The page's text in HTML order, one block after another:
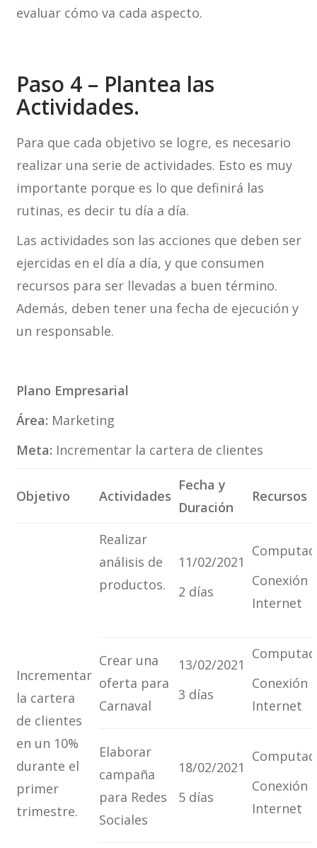
evaluar cómo va cada aspecto.
Paso 4 – Plantea las
Actividades.
Para que cada objetivo se logre, es necesario
realizar una serie de actividades. Esto es muy
importante porque es lo que definirá las
rutinas, es decir tu día a día.
Las actividades son las acciones que deben ser
ejercidas en el día a día, y que consumen
recursos para ser llevadas a buen término.
Además, deben tener una fecha de ejecución y
un responsable.
Plano Empresarial
Área: Marketing
Meta: Incrementar la cartera de clientes
Objetivo Actividades
Fecha y
Duración
Recursos
Incrementar
la cartera
de clientes
en un 10%
durante el
primer
trimestre.
Realizar
análisis de
productos.
11/02/2021
2 días
Conexión
Internet
Crear una
oferta para
Carnaval
13/02/2021
3 días
Conexión
Internet
Elaborar
campaña
para Redes
Sociales
18/02/2021
5 días
Conexión
Internet